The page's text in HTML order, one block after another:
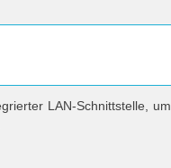
LAN-Schnittstelle, um